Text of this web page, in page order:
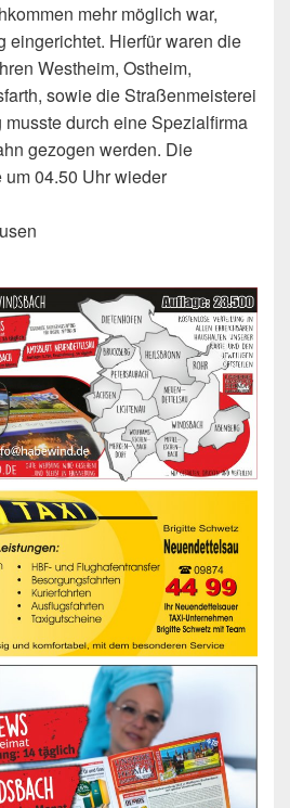
mehr möglich war,
eingerichtet. Hierfür waren die
Westheim, Ostheim,
sowie die Straßenmeisterei
musste durch eine Spezialfirma
gezogen werden. Die
04.50 Uhr wieder